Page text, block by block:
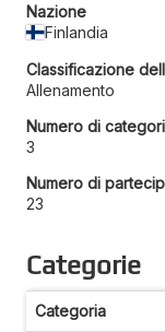
Nazione
Finlandia
Classificazione
Allenamento
Numero di
3
Numero di
23
Categorie
Categoria